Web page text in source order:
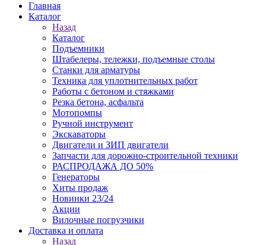
Главная
Каталог
Назад
Каталог
Подъемники
Штабелеры, тележки, подъемные столы
Станки для арматуры
Техника для уплотнительных работ
Работы с бетоном и стяжками
Резка бетона, асфальта
Мотопомпы
Ручной инструмент
Экскаваторы
Двигатели и ЗИП двигатели
Запчасти для дорожно-строительной техники
РАСПРОДАЖА ДО 50%
Генераторы
Хиты продаж
Новинки 23/24
Акции
Вилочные погрузчики
Доставка и оплата
Назад